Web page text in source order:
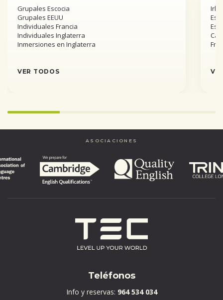
Grupales Escocia
Grupales EEUU
Individuales Francia
Individuales Inglaterra
Inmersiones en Inglaterra
VER TODOS
Infinity%
completed
ASOCIACIONES
Teléfonos
Info y reservas: 964 534 034